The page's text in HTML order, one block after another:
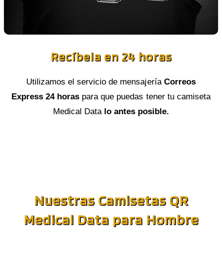
Recíbela en 24 horas
Utilizamos el servicio de mensajería Correos
Express 24 horas para que puedas tener tu camiseta
Medical Data lo antes posible.
Nuestras Camisetas QR
Medical Data para Hombre